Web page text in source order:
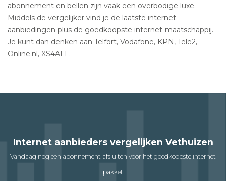
abonnement en bellen zijn vaak een overbodige luxe.
Middels de vergelijker vind je de laatste internet
aanbiedingen plus de goedkoopste internet-maatschappij.
Je kunt dan denken aan Telfort, Vodafone, KPN, Tele2,
Online.nl, XS4ALL.
Internet aanbieders vergelijken Vethuizen
Vandaag nog een abonnement afsluiten voor het goedkoopste internet
pakket